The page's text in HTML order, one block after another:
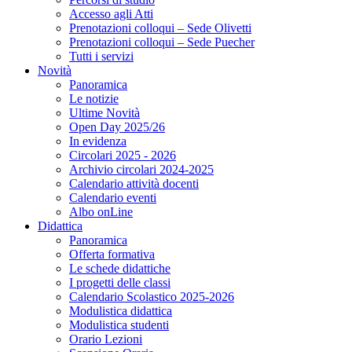
Accesso agli Atti
Prenotazioni colloqui – Sede Olivetti
Prenotazioni colloqui – Sede Puecher
Tutti i servizi
Novità
Panoramica
Le notizie
Ultime Novità
Open Day 2025/26
In evidenza
Circolari 2025 - 2026
Archivio circolari 2024-2025
Calendario attività docenti
Calendario eventi
Albo onLine
Didattica
Panoramica
Offerta formativa
Le schede didattiche
I progetti delle classi
Calendario Scolastico 2025-2026
Modulistica didattica
Modulistica studenti
Orario Lezioni